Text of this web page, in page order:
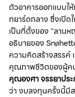
ตัวอาคารออกแบบใ
ทยาร์ดกลาง ซึ่งเปิด
เป็นที่ตั้งของ “ลาน
อธิบายของ
ความคิดสร้างสรรค์
คุณภาพชีวิตของผู้ค
คุณองศา จรรยาประ
ว่า งบลงทุนครั้งนี้มี